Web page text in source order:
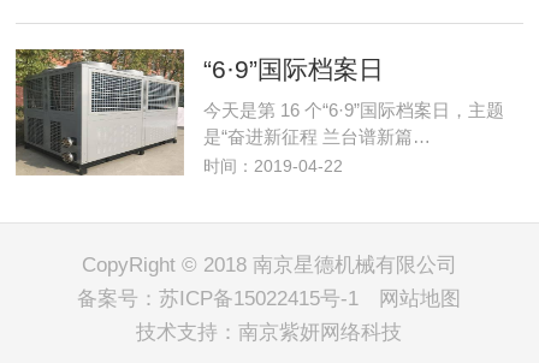
“6·9”国际档案日
今天是第 16 个“6·9”国际档案日，主题
是“奋进新征程 兰台谱新篇…
时间：2019-04-22
CopyRight © 2018 南京星德机械有限公司
备案号：苏ICP备15022415号-1
网站地图
技术支持：南京紫妍网络科技